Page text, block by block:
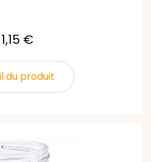
€
du produit